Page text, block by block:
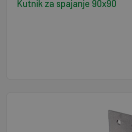
Kutnik za spajanje 90x90